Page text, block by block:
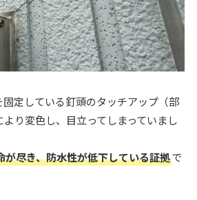
固定している釘頭のタッチアップ（部
り変色し、目立ってしまっていまし
が尽き、防水性が低下している証拠で